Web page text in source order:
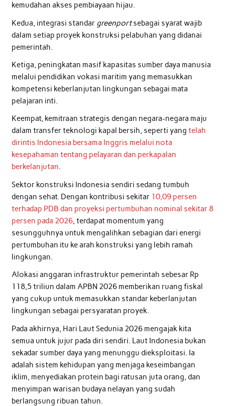
kemudahan akses pembiayaan hijau.
Kedua, integrasi standar greenportsebagai syarat wajib
dalam setiap proyek konstruksi pelabuhan yang didanai
pemerintah.
Ketiga, peningkatan masif kapasitas sumber daya manusia
melalui pendidikan vokasi maritim yang memasukkan
kompetensi keberlanjutan lingkungan sebagai mata
pelajaran inti.
Keempat, kemitraan strategis dengan negara-negara maju
dalam transfer teknologi kapal bersih, seperti yang telah
dirintis Indonesia bersama Inggris melalui nota
kesepahaman tentang pelayaran dan perkapalan
berkelanjutan.
Sektor konstruksi Indonesia sendiri sedang tumbuh
dengan sehat. Dengan kontribusi sekitar 10,09 persen
terhadap PDB dan proyeksi pertumbuhan nominal sekitar 8
persen pada 2026, terdapat momentum yang
sesungguhnya untuk mengalihkan sebagian dari energi
pertumbuhan itu ke arah konstruksi yang lebih ramah
lingkungan.
Alokasi anggaran infrastruktur pemerintah sebesar Rp
118,5 triliun dalam APBN 2026 memberikan ruang fiskal
yang cukup untuk memasukkan standar keberlanjutan
lingkungan sebagai persyaratan proyek.
Pada akhirnya, Hari Laut Sedunia 2026 mengajak kita
semua untuk jujur pada diri sendiri. Laut Indonesia bukan
sekadar sumber daya yang menunggu dieksploitasi. Ia
adalah sistem kehidupan yang menjaga keseimbangan
iklim, menyediakan protein bagi ratusan juta orang, dan
menyimpan warisan budaya nelayan yang sudah
berlangsung ribuan tahun.